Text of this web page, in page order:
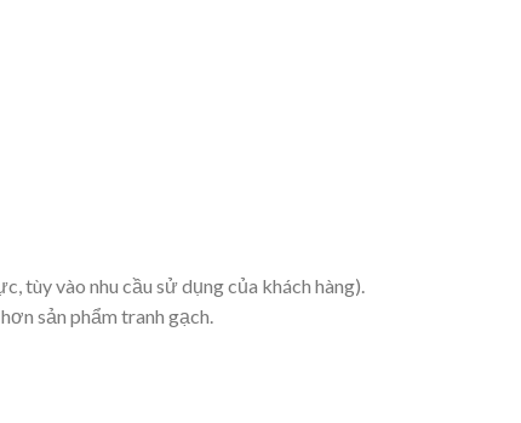
tùy vào nhu cầu sử dụng của khách hàng).
sản phẩm tranh gạch.